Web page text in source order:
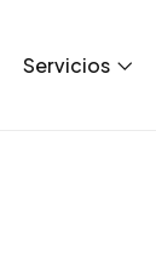
Servicios